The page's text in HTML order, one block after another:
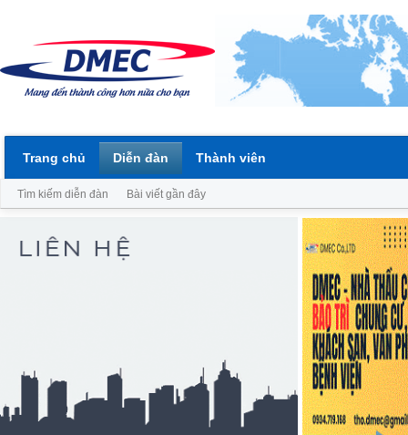
Trang chủ Diễn đàn
Tìm kiếm diễn đàn Bài viết gần đây
Thành viên